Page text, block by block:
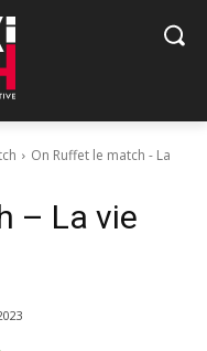
On Ruffet le match - La
– La vie